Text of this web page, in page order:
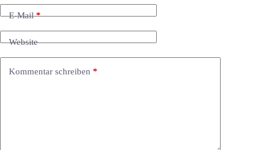
E-Mail*
Website
Kommentar schreiben *